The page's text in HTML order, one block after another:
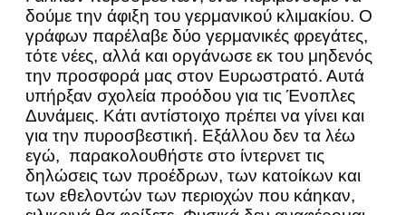
δούμε την άφιξη του γερμανικού κλιμακίου. Ο
γράφων παρέλαβε δύο γερμανικές φρεγάτες,
τότε νέες, αλλά και οργάνωσε εκ του μηδενός
την προσφορά μας στον Ευρωστρατό. Αυτά
υπήρξαν σχολεία προόδου για τις Ένοπλες
Δυνάμεις. Κάτι αντίστοιχο πρέπει να γίνει και
για την πυροσβεστική. Εξάλλου δεν τα λέω
εγώ, παρακολουθήστε στο ίντερνετ τις
δηλώσεις των προέδρων, των κατοίκων και
των εθελοντών των περιοχών που κάηκαν,